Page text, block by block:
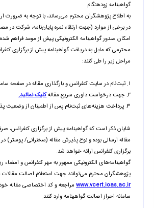
گواهینامه زودهنگام
به اطلاع پژوهشگران محترم می‌رساند، با توجه به ضرورت
در برخی از موارد (جهت ارتقاء نمره پایان‌نامه، شرکت در
امکان صدور گواهینامه الکترونیکی پیش از موعد فراهم
محترمی که مایل به دریافت گواهینامه پیش از برگزاری
مراحل زیر را طی کنند:
1. ثبت‌نام در سایت کنفرانس و بارگذاری مقاله در صفحه سامانه کاربری
2. جهت درخواست داوری سریع مقاله
کلیک نمائید.
3. پرداخت هزینه‌های ثبت‌نام پس از اطمینان از وضعیت پذیرش مقاله
شایان ذکر است که گواهینامه پیش از برگزاری کنفرانس،
مقاله ارسالی بوده و نوع پذیرش مقاله (سخنرانی/ پوستر)
برگزاری کنفرانس ارائه خواهد شد.
گواهینامه‌های الکترونیکی ممهور به مهر کنفرانس و
پژوهشگران محترم می‌توانند جهت استعلام اصالت
www.vcert.ioas.ac.irمراجعه و کد اختصاصی مقاله
سامانه احراز اصالت گواهینامه وارد کنند.